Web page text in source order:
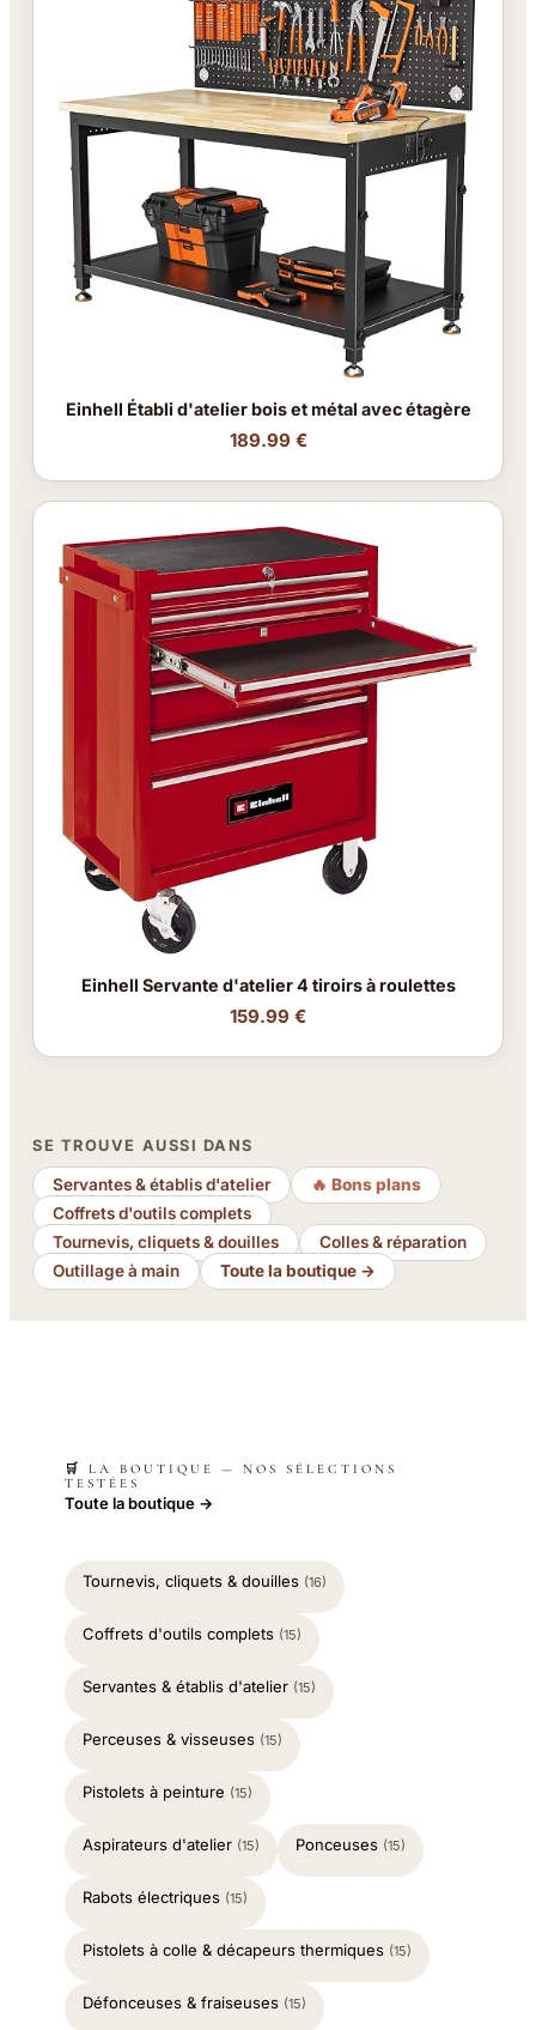
Einhell Établi d'atelier bois et métal avec étagère
189.99 €
Einhell Servante d'atelier 4 tiroirs à roulettes
159.99 €
SE TROUVE AUSSI DANS
Servantes & établis d'atelier
🔥 Bons plans
Coffrets d'outils complets
Tournevis, cliquets & douilles
Colles & réparation
Outillage à main
Toute la boutique →
🛒 LA BOUTIQUE — NOS SÉLECTIONS
TESTÉES
Toute la boutique →
Tournevis, cliquets & douilles (16)
Coffrets d'outils complets (15)
Servantes & établis d'atelier (15)
Perceuses & visseuses (15)
Pistolets à peinture (15)
Aspirateurs d'atelier (15) Ponceuses (15)
Rabots électriques (15)
Pistolets à colle & décapeurs thermiques (15)
Défonceuses & fraiseuses (15)